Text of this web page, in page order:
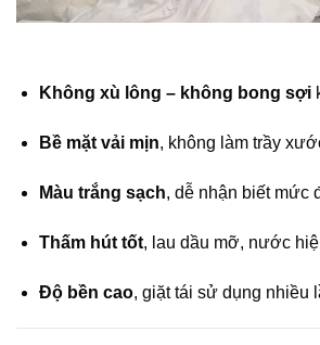
Không xù lông – không bong sợi
Bề mặt vải mịn, không làm trầy
Màu trắng sạch, dễ nhận biết mức
Thấm hút tốt, lau dầu mỡ, nước
Độ bền cao, giặt tái sử dụng nhiều